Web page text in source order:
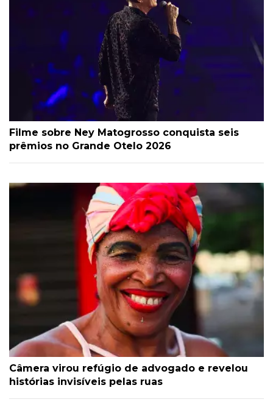
Filme sobre Ney Matogrosso conquista seis
prêmios no Grande Otelo 2026
Câmera virou refúgio de advogado e revelou
histórias invisíveis pelas ruas